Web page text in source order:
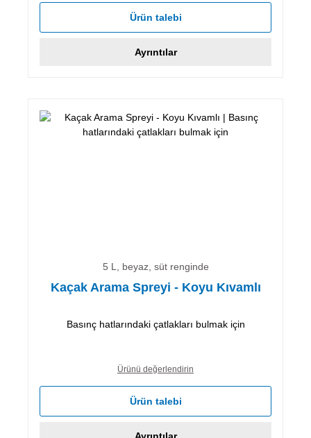
Ürün talebi
Ayrıntılar
5 L, beyaz, süt renginde
Kaçak Arama Spreyi - Koyu Kıvamlı
Basınç hatlarındaki çatlakları bulmak için
Ürünü değerlendirin
Ürün talebi